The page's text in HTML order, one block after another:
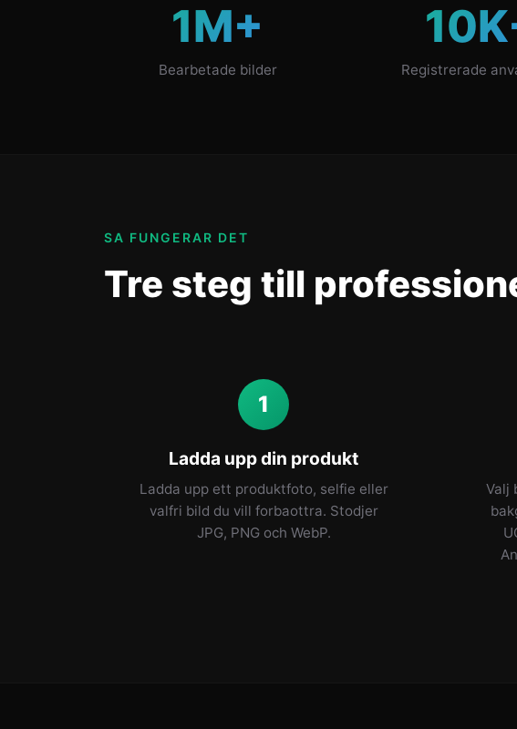
1M+
Bearbetade bilder Registrerade
SA FUNGERAR DET
Tre steg till
1
Ladda upp din produkt
Ladda upp ett produktfoto, selfie eller
valfri bild du vill forbaottra. Stodjer
JPG, PNG och WebP.
Valj